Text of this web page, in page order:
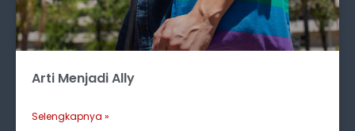
Arti Menjadi Ally
Selengkapnya »